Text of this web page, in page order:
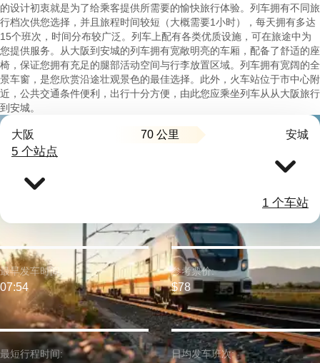
的设计初衷就是为了给乘客提供所需要的愉快旅行体验。列车拥有不同旅
行档次供您选择，并且旅程时间较短（大概需要1小时），每天拥有多达
15个班次，时间分布较广泛。列车上配有各类优质设施，可在旅途中为
您提供服务。从大阪到安城的列车拥有宽敞明亮的车厢，配备了舒适的座
椅，保证您拥有充足的腿部活动空间与行李放置区域。列车拥有宽阔的全
景车窗，是您欣赏沿途壮观景色的最佳选择。此外，火车站位于市中心附
近，公共交通条件便利，出行十分方便，由此您应乘坐列车从从大阪旅行
到安城。
大阪 70 公里 安城
5 个站点
1 个车站
最短行程时间:
最早发车时间:
07:54
参考票价:
$78
日均发车班次: